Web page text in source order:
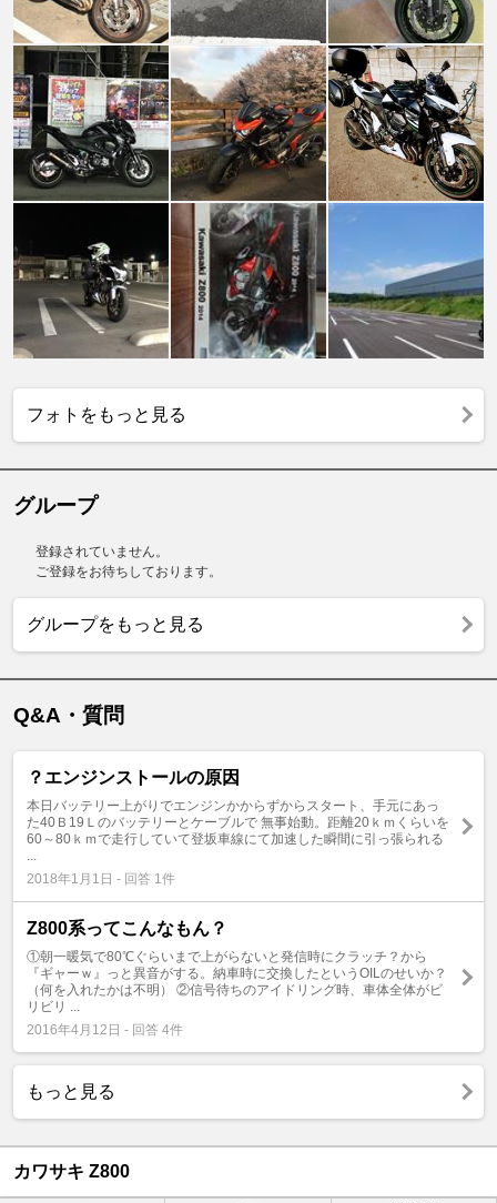
フォトをもっと見る
グループ
登録されていません。
ご登録をお待ちしております。
グループをもっと見る
Q&A・質問
？エンジンストールの原因
本日バッテリー上がりでエンジンかからずからスタート、手元にあっ
た40Ｂ19Ｌのバッテリーとケーブルで 無事始動。距離20ｋｍくらいを
60～80ｋｍで走行していて登坂車線にて加速した瞬間に引っ張られる
2018年1月1日 - 回答 1件
Z800系ってこんなもん？
①朝一暖気で80℃ぐらいまで上がらないと発信時にクラッチ？から
『ギャーｗ』っと異音がする。納車時に交換したというOILのせいか？
（何を入れたかは不明） ②信号待ちのアイドリング時、車体全体がビ
リビリ ...
2016年4月12日 - 回答 4件
もっと見る
カワサキ Z800